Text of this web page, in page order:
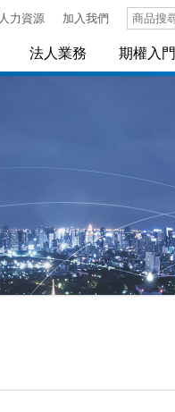
人力資源 加入我們
法人業務 期權入門